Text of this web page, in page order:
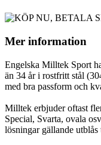
Mer information
Engelska Milltek Sport
än 34 år i rostfritt stål
med bra passform och
Milltek erbjuder oftast
Special, Svarta, ovala
lösningar gällande